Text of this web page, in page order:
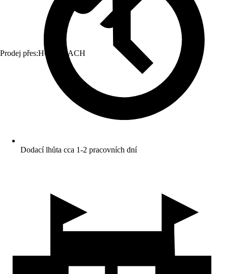
Prodej přes:HORNBACH
Dodací lhůta cca 1-2 pracovních dní